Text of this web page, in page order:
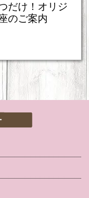
だけ！オリジ
のご案内